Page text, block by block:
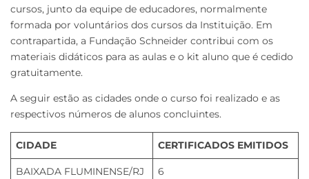
cursos, junto da equipe de educadores, normalmente
formada por voluntários dos cursos da Instituição. Em
contrapartida, a Fundação Schneider contribui com os
materiais didáticos para as aulas e o kit aluno que é cedido
gratuitamente.
A seguir estão as cidades onde o curso foi realizado e as
respectivos números de alunos concluintes.
CIDADE CERTIFICADOS EMITIDOS
BAIXADA FLUMINENSE/RJ 6